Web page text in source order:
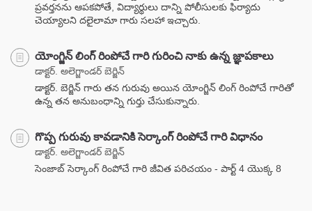
ప్రవర్తనను ఆపకపోతే, విద్యార్థులు దాన్ని పోలీసులకు ఫిర్యాదు
చెయ్యాలని దలైలామా గారు సలహా ఇచ్చారు.
యోంగ్జిన్ లింగ్ రింపోచే గారి గురించి నాకు ఉన్న జ్ఞాపకాలు
డాక్టర్. అలెగ్జాండర్ బెర్జిన్
డాక్టర్. బెర్జిన్ గారు తన గురువు అయిన యోంగ్జిన్ లింగ్ రింపోచే గారితో
ఉన్న తన అనుబంధాన్ని గుర్తు చేసుకున్నారు.
గొప్ప గురువు కావడానికి సెర్కాంగ్ రింపోచే గారి విధానం
డాక్టర్. అలెగ్జాండర్ బెర్జిన్
సెంజాబ్ సెర్కాంగ్ రింపోచే గారి జీవిత పరిచయం - పార్ట్ 4 యొక్క 8